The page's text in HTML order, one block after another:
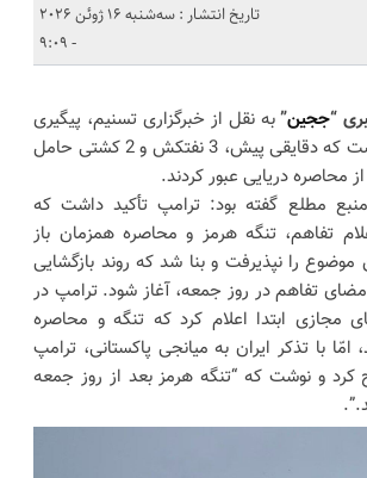
تاریخ انتشار : سه‌شنبه 16 ژوئن 2026
- 9:09
“ججین”به نقل از خبرگزاری تسنیم، پیگیری
خبرنگار ما حاکی‌ است که دقایقی پیش، 3 نفتکش و 2 کشتی حامل
محاصره دریایی عبور کردند.
مطلع گفته بود: ترامپ تأکید داشت که
تفاهم، تنگه هرمز و محاصره همزمان باز
موضوع را نپذیرفت و بنا شد که روند بازگشایی
تفاهم در روز جمعه، آغاز شود. ترامپ در
ابتدا اعلام کرد که تنگه و محاصره
امّا با تذکر ایران به میانجی پاکستانی، ترامپ
و نوشت که “تنگه هرمز بعد از روز جمعه